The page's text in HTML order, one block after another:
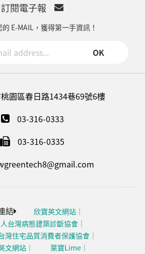
訂閱電子報
E-MAIL，獲得第一手資訊！
OK
園區春日路1434巷69號6樓
03-316-0333
03-316-0335
結
欣寶英文網站
台灣病態建築診斷協會
灣住宅品質消費者保護協會
文網站
萊寶Lime